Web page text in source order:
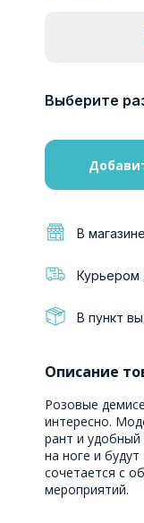
Выберите
В
Курьером
В пункт
Описание
Розовые
интересно.
рант и
на ноге и
сочетается с
мероприятий.